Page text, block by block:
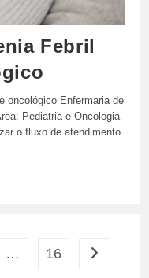
Febril
oncológico Enfermaria de
Pediatria e Oncologia
o fluxo de atendimento
… 16 Ir para a